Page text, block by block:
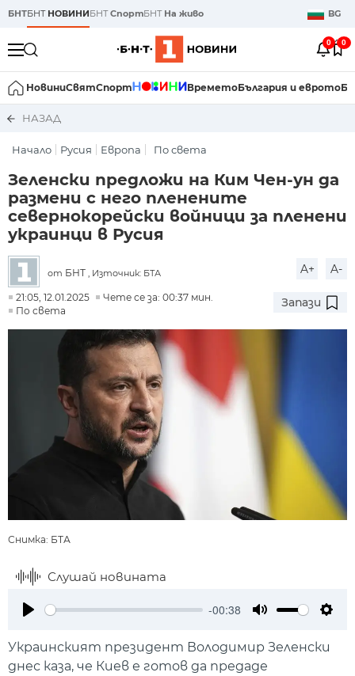
БНТБНТ НОВИНИБНТСпортБНТ На живо BG
0 0
НовиниСвятСпорт ВреметоБългария и еврото
НАЗАД
Начало Русия Европа По света
Зеленски предложи на Ким Чен-ун да
размени с него пленените
севернокорейски войници за пленени
украинци в Русия
от БНТ , Източник: БТА A+ A-
21:05, 12.01.2025
Чете се за: 00:37 мин.
По света
Запази
Снимка: БТА
Слушай новината
-00:38
Украинският президент Володимир Зеленски
днес каза, че Киев е готов да предаде